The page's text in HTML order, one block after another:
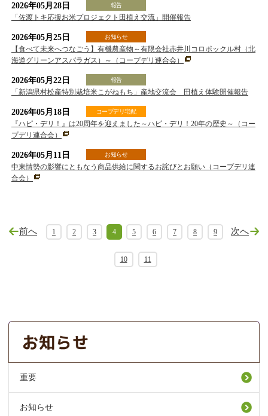
2026年05月28日 報告
「佐渡トキ応援お米プロジェクト田植え交流」開催報告
2026年05月25日 お知らせ
【食べて未来へつなごう】有機農産物～有限会社赤井川コロポックル村（北
海道グリーンアスパラガス）～（コープデリ連合会）
2026年05月22日 報告
「新潟県村松産特別栽培米こがねもち」産地交流会 田植え体験開催報告
2026年05月18日 コープデリ宅配
『ハピ・デリ！』は20周年を迎えました～ハピ・デリ！20年の歴史～（コー
プデリ連合会）
2026年05月11日 お知らせ
中東情勢の影響にともなう商品供給に関するお詫びとお願い（コープデリ連
合会）
前へ 1 2 3 4 5 6 7 8 9
10 11
次へ
重要
お知らせ